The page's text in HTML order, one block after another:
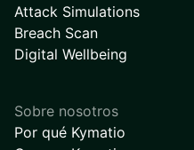
Attack Simulations
Breach Scan
Digital Wellbeing
Sobre nosotros
Por qué Kymatio